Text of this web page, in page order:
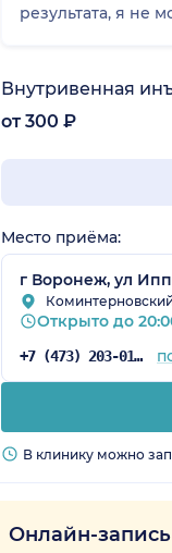
результата, я не
Внутривенная
от 300 ₽
Место приёма:
г Воронеж, ул
Открыто до
+7 (473) 203-01-52
В клинику можно
Онлайн-